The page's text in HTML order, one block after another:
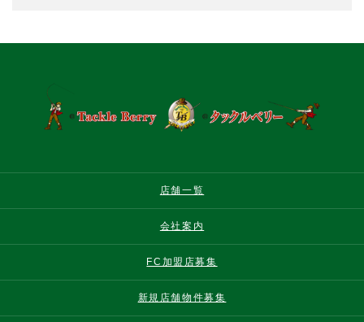
店舗一覧
会社案内
FC加盟店募集
新規店舗物件募集